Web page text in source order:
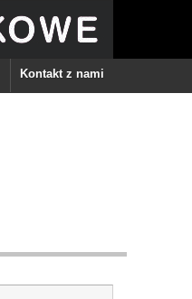
Kontakt z nami